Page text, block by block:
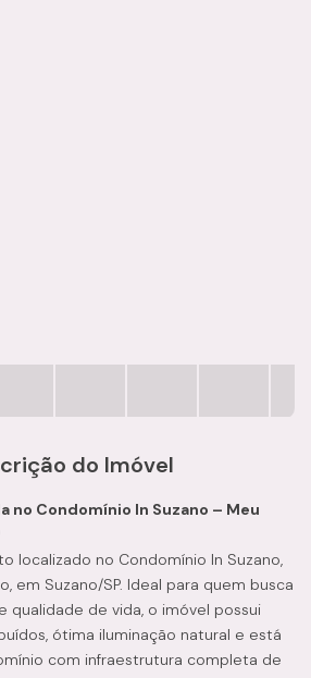
do Imóvel
no Condomínio In Suzano – Meu
localizado no Condomínio In Suzano,
em Suzano/SP. Ideal para quem busca
qualidade de vida, o imóvel possui
ótima iluminação natural e está
com infraestrutura completa de